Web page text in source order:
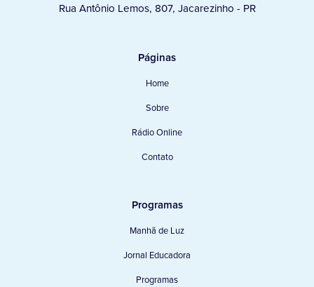
Rua Antônio Lemos, 807, Jacarezinho - PR
Páginas
Home
Sobre
Rádio Online
Contato
Programas
Manhã de Luz
Jornal Educadora
Programas